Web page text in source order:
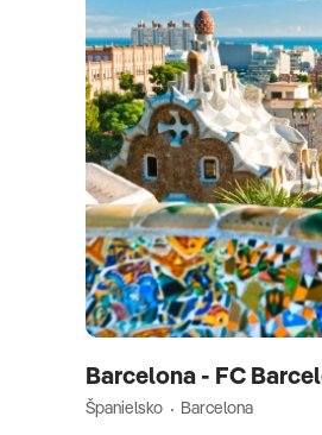
Barcelona - FC
Španielsko Barcelona